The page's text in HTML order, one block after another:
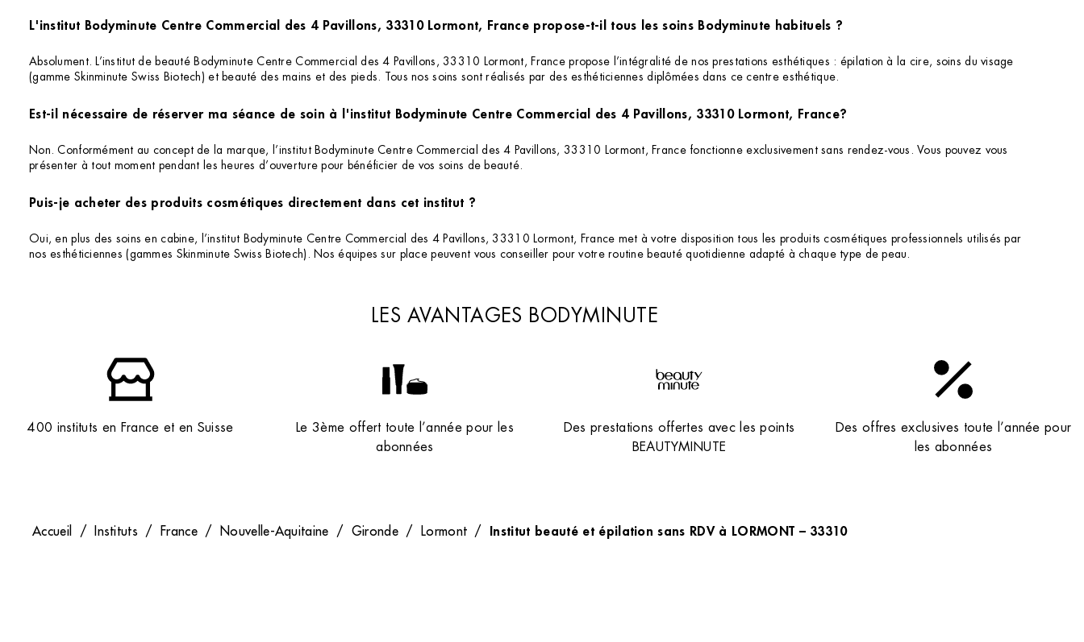
L'institut Bodyminute Centre Commercial des 4 Pavillons, 33310 Lormont, France propose-t-il tous les soins Bodyminute habituels ?
Absolument. L’institut de beauté Bodyminute Centre Commercial des 4 Pavillons, 33310 Lormont, France propose l’intégralité de nos prestations esthétiques : épilation à la cire, soins du visage
(gamme Skinminute Swiss Biotech) et beauté des mains et des pieds. Tous nos soins sont réalisés par des esthéticiennes diplômées dans ce centre esthétique.
Est-il nécessaire de réserver ma séance de soin à l'institut Bodyminute Centre Commercial des 4 Pavillons, 33310 Lormont, France?
Non. Conformément au concept de la marque, l’institut Bodyminute Centre Commercial des 4 Pavillons, 33310 Lormont, France fonctionne exclusivement sans rendez-vous. Vous pouvez vous
présenter à tout moment pendant les heures d’ouverture pour bénéficier de vos soins de beauté.
Puis-je acheter des produits cosmétiques directement dans cet institut ?
Oui, en plus des soins en cabine, l’institut Bodyminute Centre Commercial des 4 Pavillons, 33310 Lormont, France met à votre disposition tous les produits cosmétiques professionnels utilisés par
nos esthéticiennes (gammes Skinminute Swiss Biotech). Nos équipes sur place peuvent vous conseiller pour votre routine beauté quotidienne adapté à chaque type de peau.
LES AVANTAGES BODYMINUTE
400 instituts en France et en Suisse
Le 3ème offert toute l’année pour les
abonnées
Des prestations offertes avec les points
BEAUTYMINUTE
Des offres exclusives toute l’année pour
les abonnées
Accueil / Instituts / France / Nouvelle-Aquitaine / Gironde / Lormont / Institut beauté et épilation sans RDV à LORMONT – 33310